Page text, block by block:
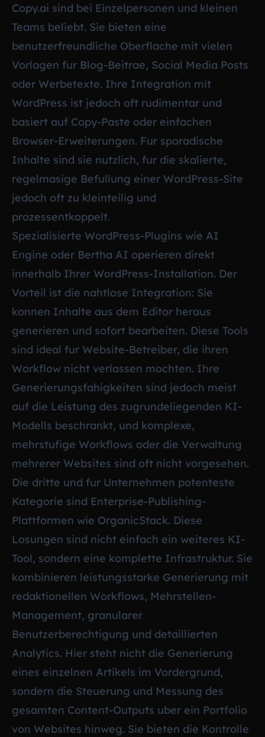
Copy.ai sind bei Einzelpersonen und kleinen
Teams beliebt. Sie bieten eine
benutzerfreundliche Oberflache mit vielen
Vorlagen fur Blog-Beitrae, Social Media Posts
oder Werbetexte. Ihre Integration mit
WordPress ist jedoch oft rudimentar und
basiert auf Copy-Paste oder einfachen
Browser-Erweiterungen. Fur sporadische
Inhalte sind sie nutzlich, fur die skalierte,
regelmasige Befullung einer WordPress-Site
jedoch oft zu kleinteilig und
prozessentkoppelt.
Spezialisierte WordPress-Plugins wie AI
Engine oder Bertha AI operieren direkt
innerhalb Ihrer WordPress-Installation. Der
Vorteil ist die nahtlose Integration: Sie
konnen Inhalte aus dem Editor heraus
generieren und sofort bearbeiten. Diese Tools
sind ideal fur Website-Betreiber, die ihren
Workflow nicht verlassen mochten. Ihre
Generierungsfahigkeiten sind jedoch meist
auf die Leistung des zugrundeliegenden KI-
Modells beschrankt, und komplexe,
mehrstufige Workflows oder die Verwaltung
mehrerer Websites sind oft nicht vorgesehen.
Die dritte und fur Unternehmen potenteste
Kategorie sind Enterprise-Publishing-
Plattformen wie OrganicStack. Diese
Losungen sind nicht einfach ein weiteres KI-
Tool, sondern eine komplette Infrastruktur. Sie
kombinieren leistungsstarke Generierung mit
redaktionellen Workflows, Mehrstellen-
Management, granularer
Benutzerberechtigung und detaillierten
Analytics. Hier steht nicht die Generierung
eines einzelnen Artikels im Vordergrund,
sondern die Steuerung und Messung des
gesamten Content-Outputs uber ein Portfolio
von Websites hinweg. Sie bieten die Kontrolle